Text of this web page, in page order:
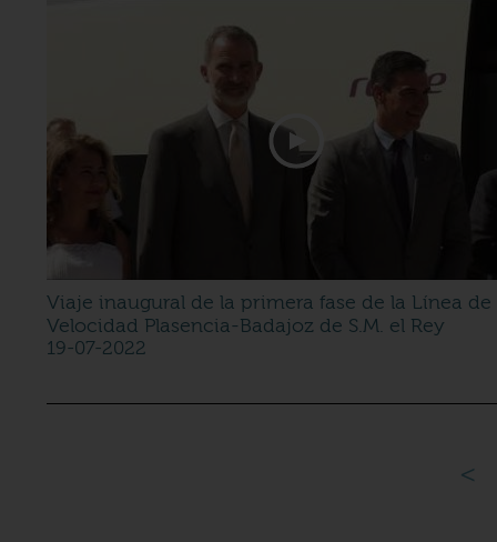
Viaje inaugural de la primera fase de la Línea de
Velocidad Plasencia-Badajoz de S.M. el Rey
19-07-2022
<